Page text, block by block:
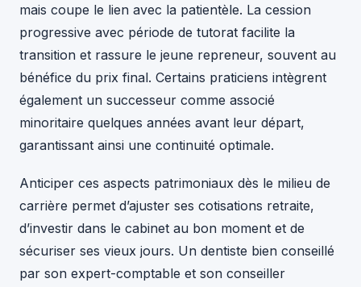
mais coupe le lien avec la patientèle. La cession
progressive avec période de tutorat facilite la
transition et rassure le jeune repreneur, souvent au
bénéfice du prix final. Certains praticiens intègrent
également un successeur comme associé
minoritaire quelques années avant leur départ,
garantissant ainsi une continuité optimale.
Anticiper ces aspects patrimoniaux dès le milieu de
carrière permet d’ajuster ses cotisations retraite,
d’investir dans le cabinet au bon moment et de
sécuriser ses vieux jours. Un dentiste bien conseillé
par son expert-comptable et son conseiller